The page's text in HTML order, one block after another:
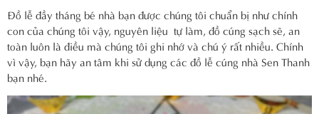
Đồ lễ đầy tháng bé nhà bạn được chúng tôi chuẩn bị như chính
con của chúng tôi vậy, nguyên liệu tự làm, đồ cúng sạch sẽ, an
toàn luôn là điều mà chúng tôi ghi nhớ và chú ý rất nhiều. Chính
vì vậy, bạn hãy an tâm khi sử dụng các đồ lễ cúng nhà Sen Thanh
bạn nhé.